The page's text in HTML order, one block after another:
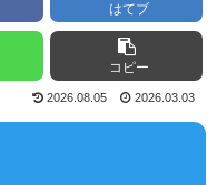
はてブ
コピー
2026.08.05 2026.03.03